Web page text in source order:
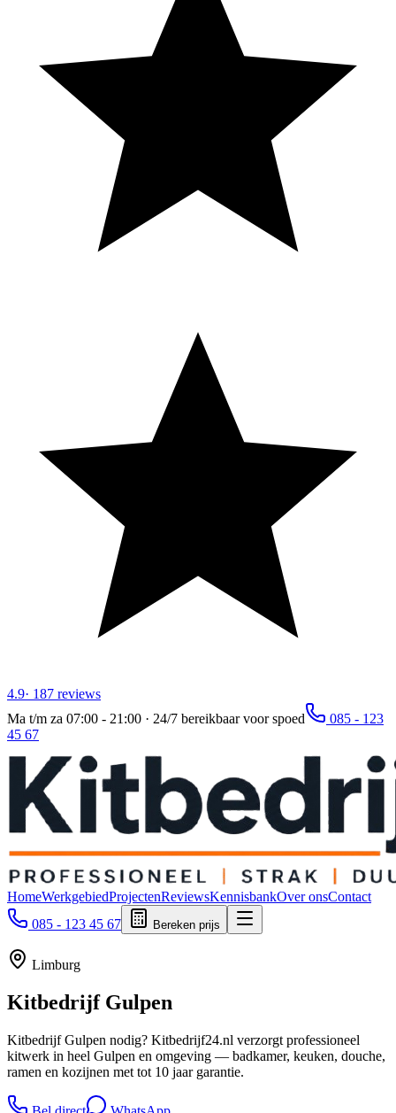
4.9· 187 reviews
Ma t/m za 07:00 - 21:00 · 24/7 bereikbaar voor spoed
085 - 123
45 67
HomeWerkgebiedProjectenReviewsKennisbankOver onsContact
085 - 123 45 67
Bereken prijs
Limburg
Kitbedrijf Gulpen
Kitbedrijf Gulpen nodig? Kitbedrijf24.nl verzorgt professioneel
kitwerk in heel Gulpen en omgeving — badkamer, keuken, douche,
ramen en kozijnen met tot 10 jaar garantie.